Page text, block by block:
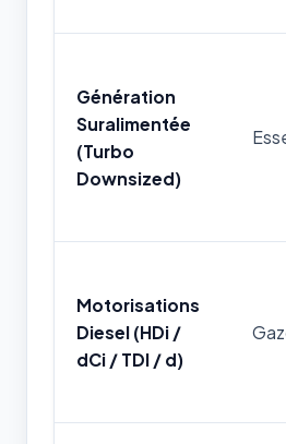
Génération
Suralimentée
(Turbo
Downsized)
Motorisations
Diesel (HDi /
dCi / TDI / d)